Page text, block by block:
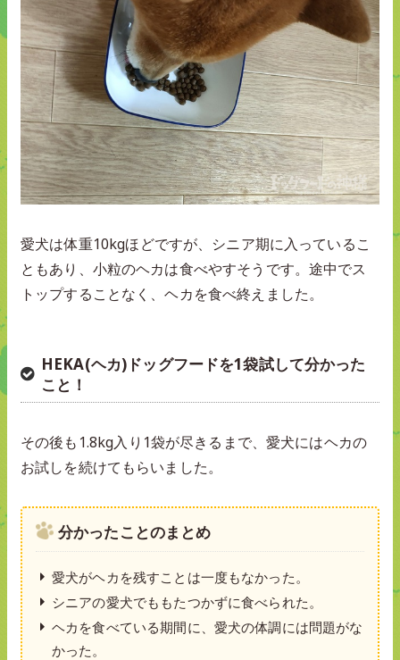
愛犬は体重10kgほどですが、シニア期に入っているこ
ともあり、小粒のヘカは食べやすそうです。途中でス
トップすることなく、ヘカを食べ終えました。
HEKA(ヘカ)ドッグフードを1袋試して分かった
こと！
その後も1.8kg入り1袋が尽きるまで、愛犬にはヘカの
お試しを続けてもらいました。
分かったことのまとめ
愛犬がヘカを残すことは一度もなかった。
シニアの愛犬でももたつかずに食べられた。
ヘカを食べている期間に、愛犬の体調には問題がな
かった。